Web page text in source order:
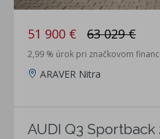
51 900 € 63 029 €
2,99 % úrok pri značkovom
ARAVER Nitra
AUDI Q3 Sportback